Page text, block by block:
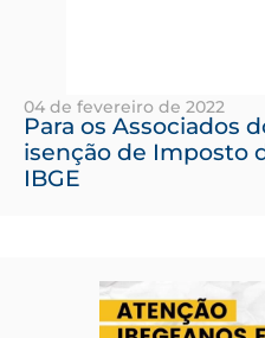
04 de fevereiro de 2022
Para os Associados
isenção de Imposto
IBGE